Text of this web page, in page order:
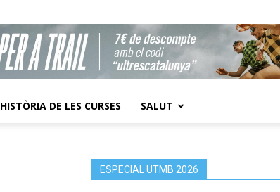
HISTÒRIA DE LES CURSES SALUT
ESPECIAL UTMB 2026